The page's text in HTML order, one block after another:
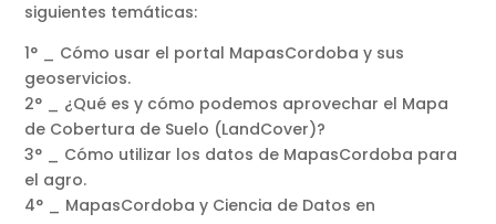
siguientes temáticas:
1° _ Cómo usar el portal MapasCordoba y sus
geoservicios.
2° _ ¿Qué es y cómo podemos aprovechar el Mapa
de Cobertura de Suelo (LandCover)?
3° _ Cómo utilizar los datos de MapasCordoba para
el agro.
4° _ MapasCordoba y Ciencia de Datos en